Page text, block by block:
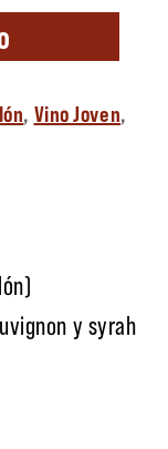
, Vino Joven,
y syrah